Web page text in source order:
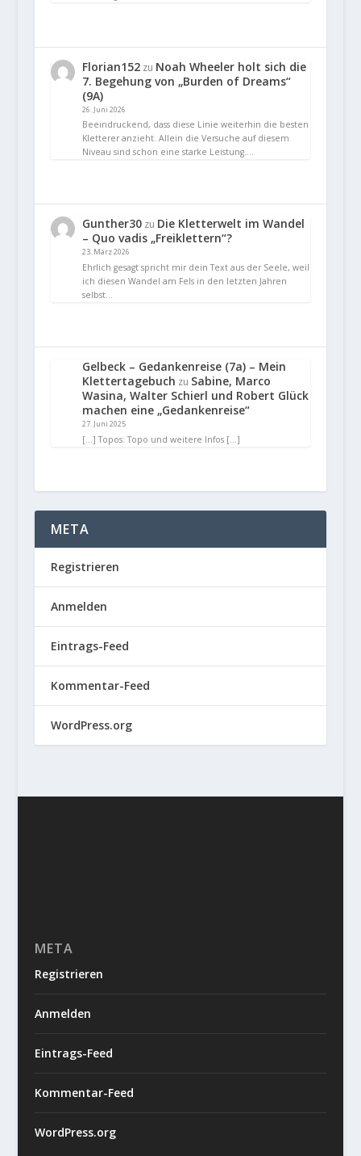
Florian152zu Noah Wheeler holt sich die
7. Begehung von „Burden of Dreams“
(9A)
26. Juni 2026
Beeindruckend, dass diese Linie weiterhin die besten
Kletterer anzieht. Allein die Versuche auf diesem
Niveau sind schon eine starke Leistung.…
Gunther30zu Die Kletterwelt im Wandel
– Quo vadis „Freiklettern“?
23. März 2026
Ehrlich gesagt spricht mir dein Text aus der Seele, weil
ich diesen Wandel am Fels in den letzten Jahren
selbst…
Gelbeck – Gedankenreise (7a) – Mein
Klettertagebuch zu Sabine, Marco
Wasina, Walter Schierl und Robert Glück
machen eine „Gedankenreise“
27. Juni 2025
[…] Topos: Topo und weitere Infos […]
META
Registrieren
Anmelden
Eintrags-Feed
Kommentar-Feed
WordPress.org
META
Registrieren
Anmelden
Eintrags-Feed
Kommentar-Feed
WordPress.org